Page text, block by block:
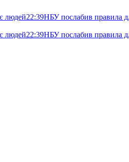
людей22:39НБУ послабив правила
людей22:39НБУ послабив правила